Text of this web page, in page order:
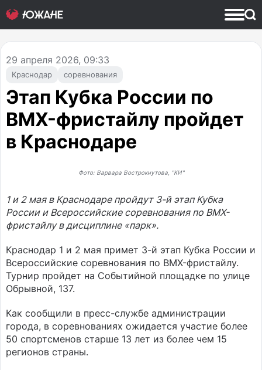
Краснодар соревнования
29 апреля 2026, 09:33
Этап Кубка России по
BMX-фристайлу пройдет
в Краснодаре
Фото: Варвара Вострокнутова, "КИ"
1 и 2 мая в Краснодаре пройдут 3-й этап Кубка
России и Всероссийские соревнования по BMX-
фристайлу в дисциплине «парк».
Краснодар 1 и 2 мая примет 3-й этап Кубка России и
Всероссийские соревнования по BMX-фристайлу.
Турнир пройдет на Событийной площадке по улице
Обрывной, 137.
Как сообщили в пресс-службе администрации
города, в соревнованиях ожидается участие более
50 спортсменов старше 13 лет из более чем 15
регионов страны.